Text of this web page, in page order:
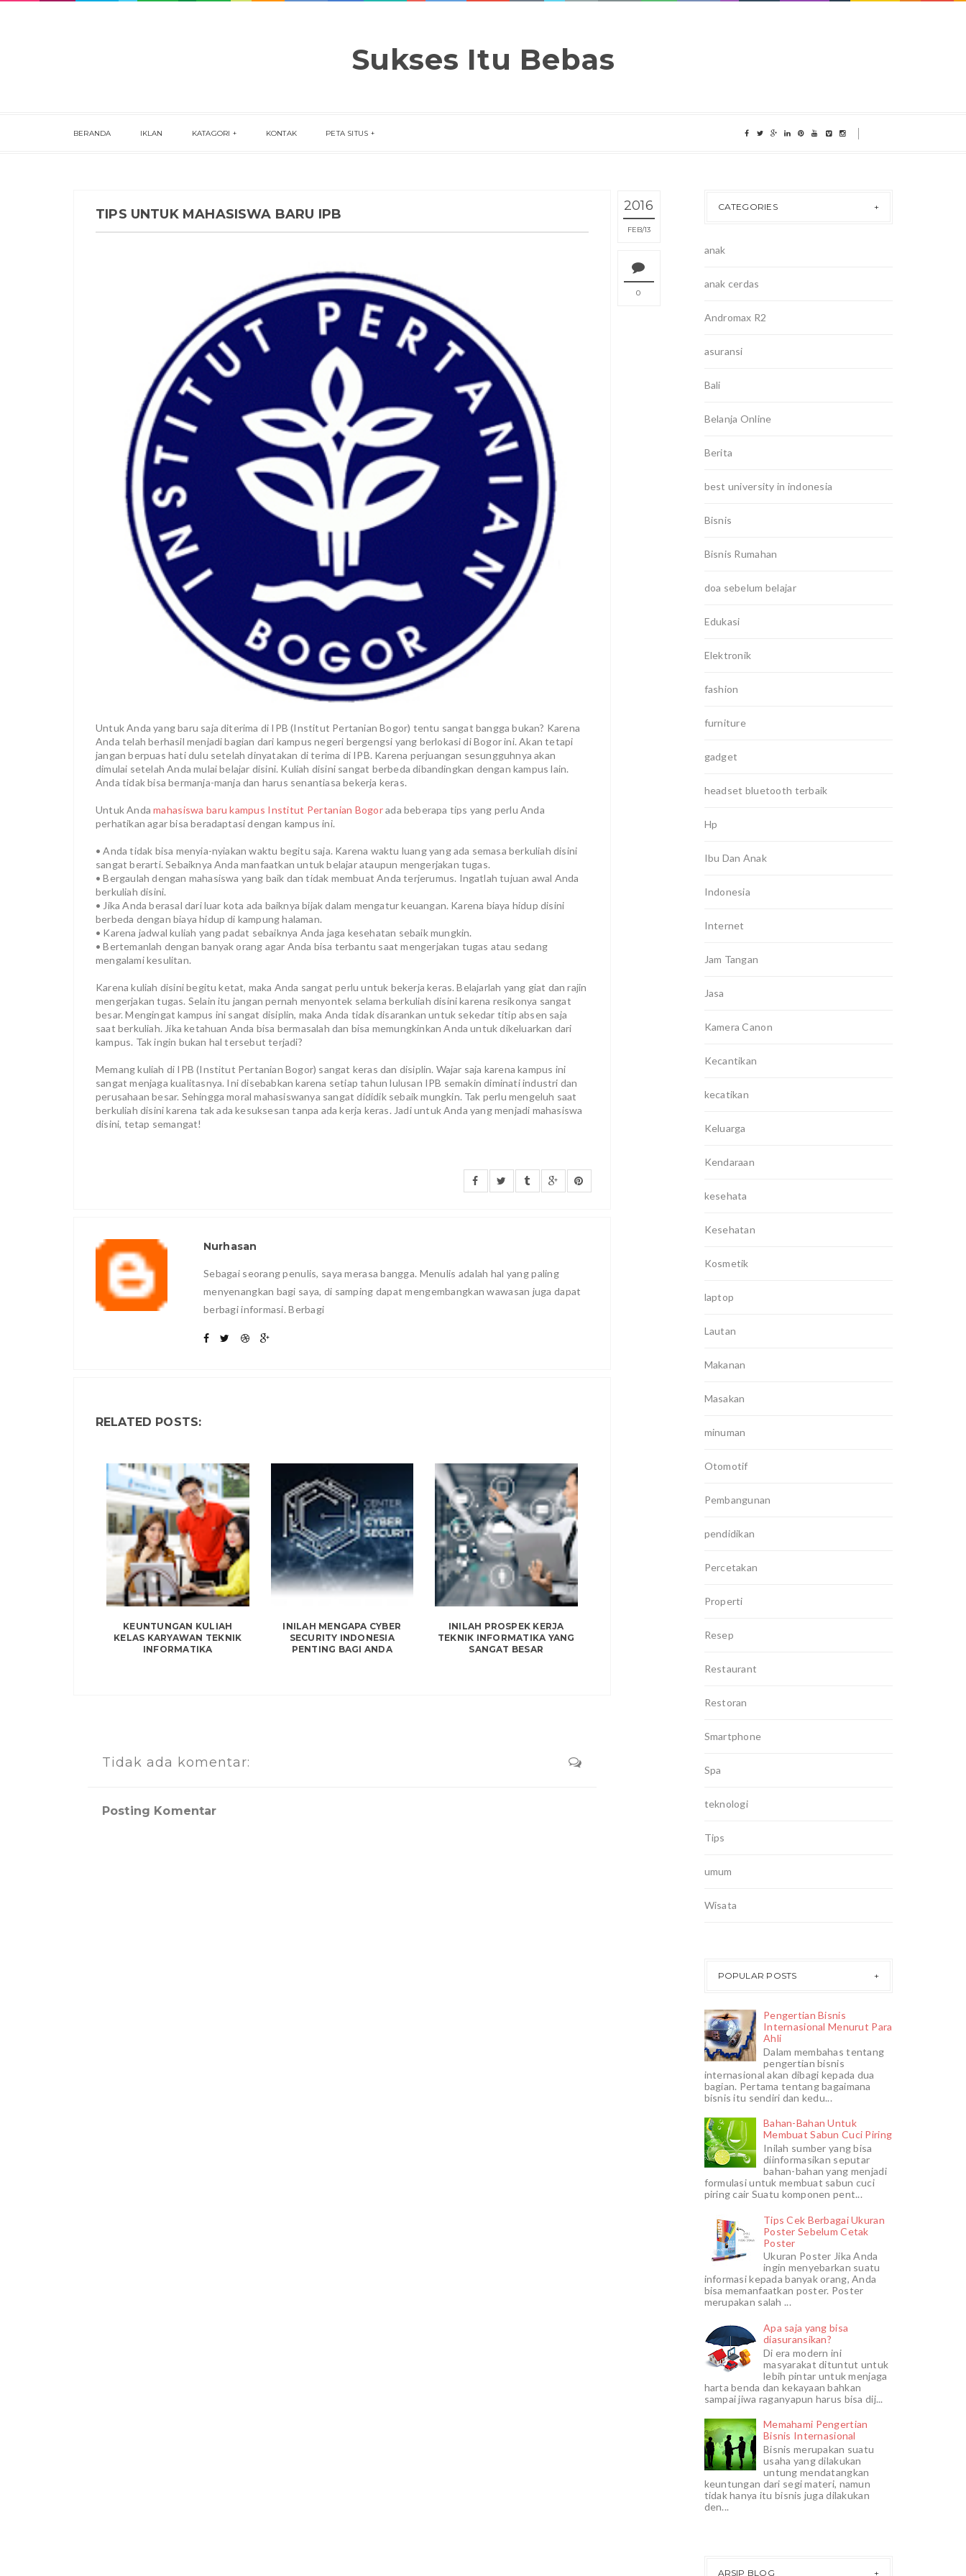
Sukses Itu Bebas
BERANDA IKLAN KATAGORI KONTAK PETA SITUS
2016
FEB 13
0
TIPS UNTUK MAHASISWA BARU IPB
Untuk Anda yang baru saja diterima di IPB (Institut Pertanian Bogor) tentu sangat bangga bukan? Karena
Anda telah berhasil menjadi bagian dari kampus negeri bergengsi yang berlokasi di Bogor ini. Akan tetapi
jangan berpuas hati dulu setelah dinyatakan di terima di IPB. Karena perjuangan sesungguhnya akan
dimulai setelah Anda mulai belajar disini. Kuliah disini sangat berbeda dibandingkan dengan kampus lain.
Anda tidak bisa bermanja-manja dan harus senantiasa bekerja keras.
Untuk Andamahasiswa baru kampus Institut Pertanian Bogorada beberapa tips yang perlu Anda
perhatikan agar bisa beradaptasi dengan kampus ini.
• Anda tidak bisa menyia-nyiakan waktu begitu saja. Karena waktu luang yang ada semasa berkuliah disini
sangat berarti. Sebaiknya Anda manfaatkan untuk belajar ataupun mengerjakan tugas.
• Bergaulah dengan mahasiswa yang baik dan tidak membuat Anda terjerumus. Ingatlah tujuan awal Anda
berkuliah disini.
• Jika Anda berasal dari luar kota ada baiknya bijak dalam mengatur keuangan. Karena biaya hidup disini
berbeda dengan biaya hidup di kampung halaman.
• Karena jadwal kuliah yang padat sebaiknya Anda jaga kesehatan sebaik mungkin.
• Bertemanlah dengan banyak orang agar Anda bisa terbantu saat mengerjakan tugas atau sedang
mengalami kesulitan.
Karena kuliah disini begitu ketat, maka Anda sangat perlu untuk bekerja keras. Belajarlah yang giat dan rajin
mengerjakan tugas. Selain itu jangan pernah menyontek selama berkuliah disini karena resikonya sangat
besar. Mengingat kampus ini sangat disiplin, maka Anda tidak disarankan untuk sekedar titip absen saja
saat berkuliah. Jika ketahuan Anda bisa bermasalah dan bisa memungkinkan Anda untuk dikeluarkan dari
kampus. Tak ingin bukan hal tersebut terjadi?
Memang kuliah di IPB (Institut Pertanian Bogor) sangat keras dan disiplin. Wajar saja karena kampus ini
sangat menjaga kualitasnya. Ini disebabkan karena setiap tahun lulusan IPB semakin diminati industri dan
perusahaan besar. Sehingga moral mahasiswanya sangat dididik sebaik mungkin. Tak perlu mengeluh saat
berkuliah disini karena tak ada kesuksesan tanpa ada kerja keras. Jadi untuk Anda yang menjadi mahasiswa
disini, tetap semangat!
Nurhasan
Sebagai seorang penulis, saya merasa bangga. Menulis adalah hal yang paling
menyenangkan bagi saya, di samping dapat mengembangkan wawasan juga dapat
berbagi informasi. Berbagi
RELATED POSTS:
KEUNTUNGAN KULIAH
KELAS KARYAWAN TEKNIK
INFORMATIKA
INILAH MENGAPA CYBER
SECURITY INDONESIA
PENTING BAGI ANDA
INILAH PROSPEK KERJA
TEKNIK INFORMATIKA YANG
SANGAT BESAR
Tidak ada komentar:
Posting Komentar
CATEGORIES
anak
anak cerdas
Andromax R2
asuransi
Bali
Belanja Online
Berita
best university in indonesia
Bisnis
Bisnis Rumahan
doa sebelum belajar
Edukasi
Elektronik
fashion
furniture
gadget
headset bluetooth terbaik
Hp
Ibu Dan Anak
Indonesia
Internet
Jam Tangan
Jasa
Kamera Canon
Kecantikan
kecatikan
Keluarga
Kendaraan
kesehata
Kesehatan
Kosmetik
laptop
Lautan
Makanan
Masakan
minuman
Otomotif
Pembangunan
pendidikan
Percetakan
Properti
Resep
Restaurant
Restoran
Smartphone
Spa
teknologi
Tips
umum
Wisata
POPULAR POSTS
Pengertian Bisnis
Internasional Menurut Para
Ahli
Dalam membahas tentang
pengertian bisnis
internasional akan dibagi kepada dua
bagian. Pertama tentang bagaimana
bisnis itu sendiri dan kedu...
Bahan-Bahan Untuk
Membuat Sabun Cuci Piring
Inilah sumber yang bisa
diinformasikan seputar
bahan-bahan yang menjadi
formulasi untuk membuat sabun cuci
piring cair Suatu komponen pent...
Tips Cek Berbagai Ukuran
Poster Sebelum Cetak
Poster
Ukuran Poster Jika Anda
ingin menyebarkan suatu
informasi kepada banyak orang, Anda
bisa memanfaatkan poster. Poster
merupakan salah ...
Apa saja yang bisa
diasuransikan?
Di era modern ini
masyarakat dituntut untuk
lebih pintar untuk menjaga
harta benda dan kekayaan bahkan
sampai jiwa raganyapun harus bisa dij...
Memahami Pengertian
Bisnis Internasional
Bisnis merupakan suatu
usaha yang dilakukan
untung mendatangkan
keuntungan dari segi materi, namun
tidak hanya itu bisnis juga dilakukan
den...
ARSIP BLOG